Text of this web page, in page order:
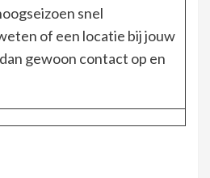
snel
of een locatie bij jouw
gewoon contact op en